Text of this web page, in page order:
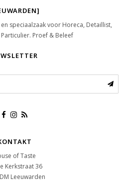
speciaalzaak voor Horeca, Detaillist,
Proef & Beleef
of Taste
Kerkstraat 36
Leeuwarden